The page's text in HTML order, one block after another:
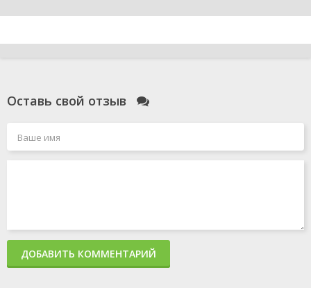
Оставь свой отзыв
ДОБАВИТЬ КОММЕНТАРИЙ